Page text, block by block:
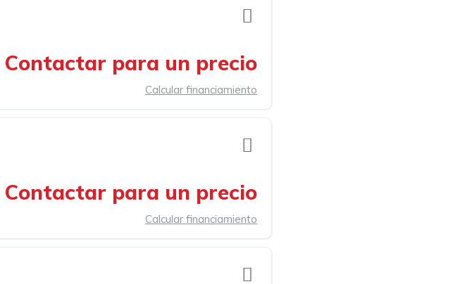
Contactar para un precio
Calcular financiamiento
Contactar para un precio
Calcular financiamiento